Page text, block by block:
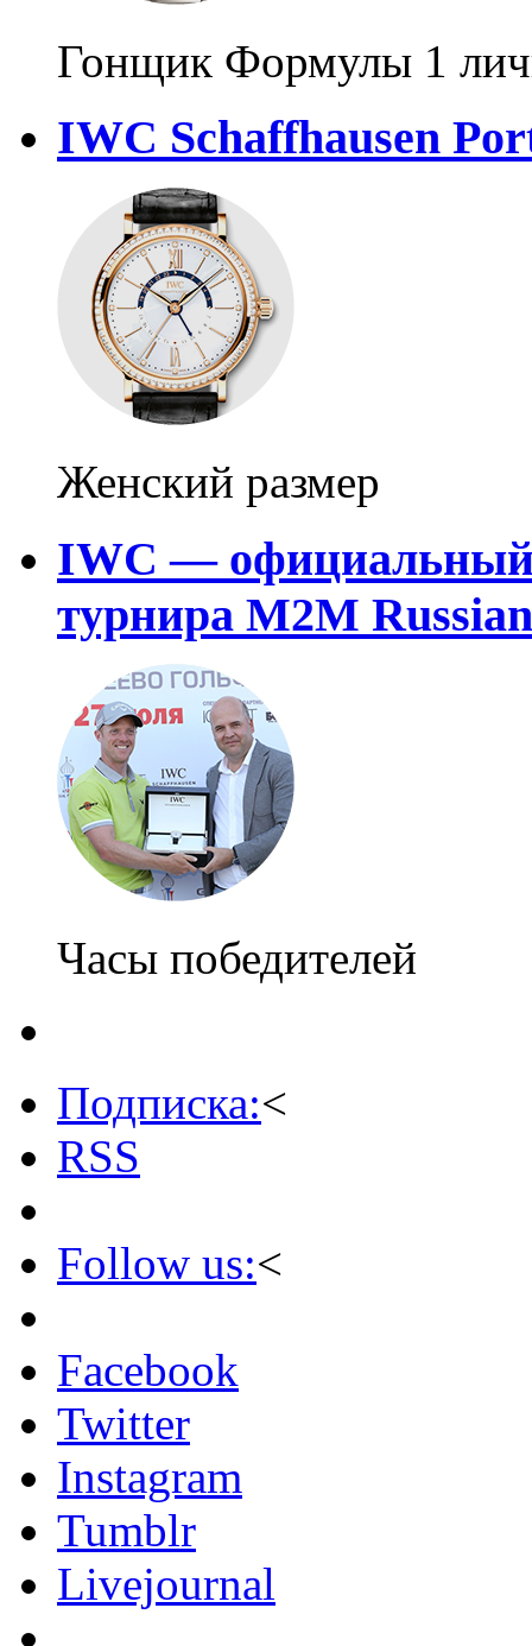
Гонщик Формулы 1
IWC Schaffhausen
Женский размер
IWC — официальный
турнира M2M
Часы победителей
Подписка:<
RSS
Follow us:<
Facebook
Twitter
Instagram
Tumblr
Livejournal